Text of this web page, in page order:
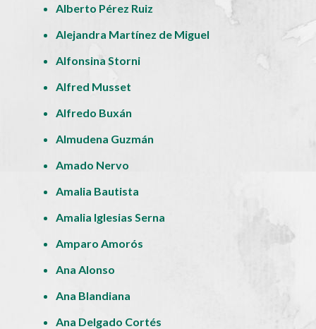
Alberto Pérez Ruiz
Alejandra Martínez de Miguel
Alfonsina Storni
Alfred Musset
Alfredo Buxán
Almudena Guzmán
Amado Nervo
Amalia Bautista
Amalia Iglesias Serna
Amparo Amorós
Ana Alonso
Ana Blandiana
Ana Delgado Cortés